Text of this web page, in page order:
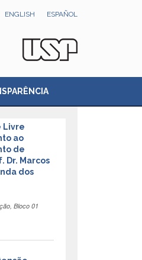
ENGLISH ESPAÑOL
Livre
ao
de
Dr. Marcos
dos
Bloco 01